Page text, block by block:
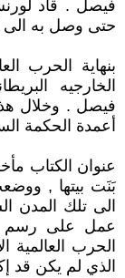
فيصل . قاد
حتى وصل به الى
بنهاية الحرب
الخارجيه
فيصل . وخلال
أعمدة الحكمة
بَنَت بيتها ,
الى تلك المدن
عمل على رسم
الحرب
الذي لم يكن قد